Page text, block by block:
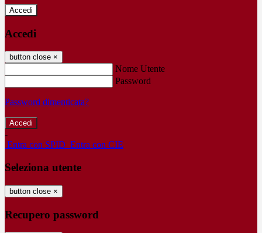
Accedi
Accedi
button close ×
Nome Utente
Password
Password dimenticata?
-
Entra con SPID Entra con CIE
Seleziona utente
button close ×
Recupero password